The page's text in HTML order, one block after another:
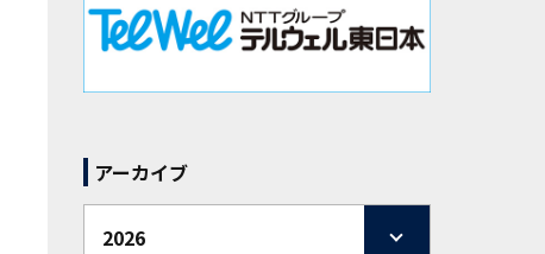
アーカイブ
2026